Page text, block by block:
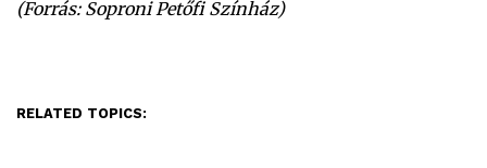
(Forrás: Soproni Petőfi Színház)
RELATED TOPICS: